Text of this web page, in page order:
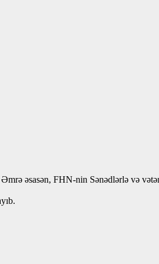
əsasən, FHN-nin Sənədlərlə və